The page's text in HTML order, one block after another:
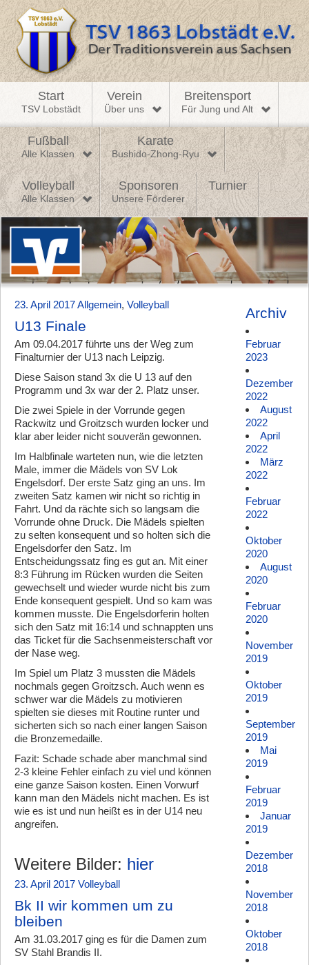
Start
TSV Lobstädt
Verein
Über uns
Breitensport
Für Jung und Alt
Fußball
Alle Klassen
Karate
Bushido-Zhong-Ryu
Volleyball
Alle Klassen
Sponsoren
Unsere Förderer
Turnier
23. April 2017Allgemein, Volleyball
U13 Finale
Am 09.04.2017 führte uns der Weg zum
Finalturnier der U13 nach Leipzig.
Diese Saison stand 3x die U 13 auf den
Programm und 3x war der 2. Platz unser.
Die zwei Spiele in der Vorrunde gegen
Rackwitz und Groitzsch wurden locker und
klar aber leider nicht souverän gewonnen.
Im Halbfinale warteten nun, wie die letzten
Male, immer die Mädels von SV Lok
Engelsdorf. Der erste Satz ging an uns. Im
zweiten Satz kamen wir nicht so richtig in
Fahrt. Und da rächte sich so langsam die
Vorrunde ohne Druck. Die Mädels spielten
zu selten konsequent und so holten sich die
Engelsdorfer den Satz. Im
Entscheidungssatz fing es gut an. Mit einer
8:3 Führung im Rücken wurden die Seiten
gewechselt und wieder wurde nicht bis zum
Ende konsequent gespielt. Und so kam was
kommen musste. Die Engelsdorferin holten
sich den Satz mit 16:14 und schnappten uns
das Ticket für die Sachsenmeisterschaft vor
der Nase weg.
Im Spiel um Platz 3 mussten die Mädels
nochmals gegen Groitzsch. Auch wenn es
schwer war die Mädels zu motivieren
spielten sie dieses mit Routine runter und
sicherten sich so nach einer langen Saison
die Bronzemedaille.
Fazit: Schade schade aber manchmal sind
2-3 kleine Fehler einfach zu viel und können
eine ganze Saison kosten. Einen Vorwurf
kann man den Mädels nicht machen. Es ist
wie es ist und nun heißt es in der U14 neu
angreifen.
Weitere Bilder: hier
23. April 2017 Volleyball
Bk II wir kommen um zu
bleiben
Am 31.03.2017 ging es für die Damen zum
SV Stahl Brandis II.
Archiv
Februar
2023
Dezember
2022
August
2022
April
2022
März
2022
Februar
2022
Oktober
2020
August
2020
Februar
2020
November
2019
Oktober
2019
September
2019
Mai
2019
Februar
2019
Januar
2019
Dezember
2018
November
2018
Oktober
2018